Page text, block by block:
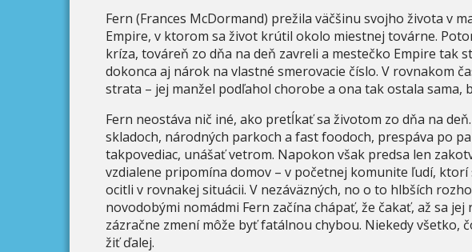
Fern (Frances McDormand) prežila väčšinu svojho života v
Empire, v ktorom sa život krútil okolo miestnej továrne.
kríza, továreň zo dňa na deň zavreli a mestečko Empire tak
dokonca aj nárok na vlastné smerovacie číslo. V rovnakom
strata – jej manžel podľahol chorobe a ona tak ostala sama,
Fern neostáva nič iné, ako pretĺkať sa životom zo dňa na
skladoch, národných parkoch a fast foodoch, prespáva po
takpovediac, unášať vetrom. Napokon však predsa len
vzdialene pripomína domov – v početnej komunite ľudí, ktorí
ocitli v rovnakej situácii. V nezáväzných, no o to hlbších
novodobými nomádmi Fern začína chápať, že čakať, až sa
zázračne zmení môže byť fatálnou chybou. Niekedy všetko,
žiť ďalej.